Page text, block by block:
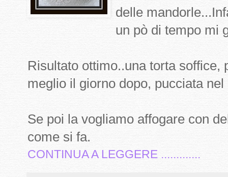
delle
un pò di tempo mi
Risultato ottimo..una torta soffice,
meglio il giorno dopo, pucciata
Se poi la vogliamo affogare con
come si fa.
CONTINUA A LEGGERE .............